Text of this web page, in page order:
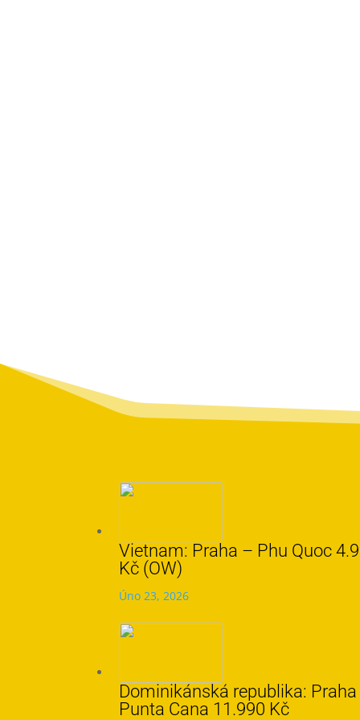
Vietnam: Praha – Phu Quoc
Kč (OW)
Úno 23, 2026
Dominikánská republika:
Punta Cana 11.990 Kč